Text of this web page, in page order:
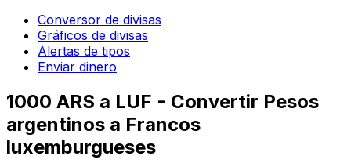
Conversor de divisas
Gráficos de divisas
Alertas de tipos
Enviar dinero
1000 ARS a LUF - Convertir Pesos
argentinos a Francos
luxemburgueses